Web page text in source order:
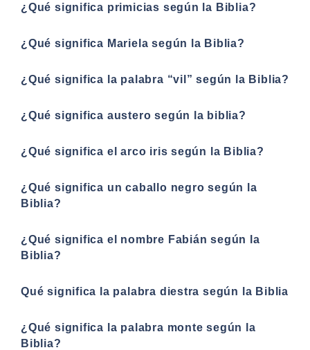
¿Qué significa primicias según la Biblia?
¿Qué significa Mariela según la Biblia?
¿Qué significa la palabra “vil” según la Biblia?
¿Qué significa austero según la biblia?
¿Qué significa el arco iris según la Biblia?
¿Qué significa un caballo negro según la
Biblia?
¿Qué significa el nombre Fabián según la
Biblia?
Qué significa la palabra diestra según la Biblia
¿Qué significa la palabra monte según la
Biblia?